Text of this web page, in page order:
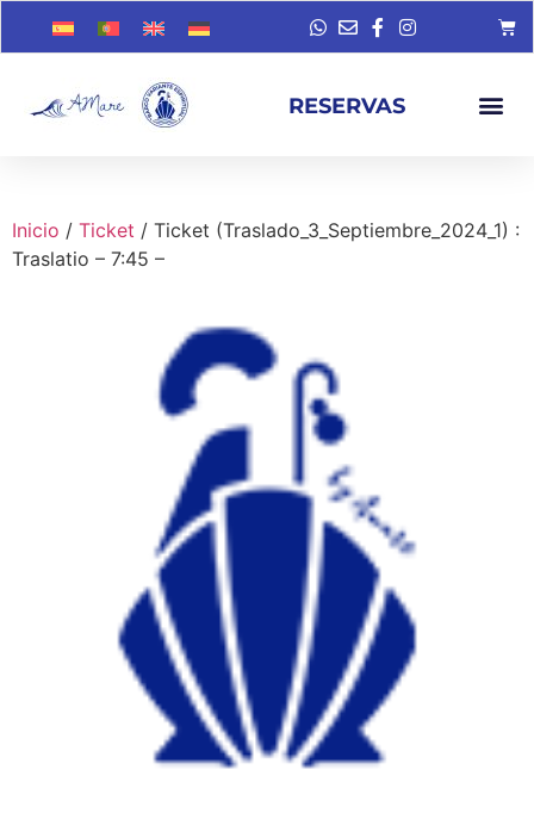
RESERVAS
Inicio / Ticket / Ticket (Traslado_3_Septiembre_2024_1) :
Traslatio – 7:45 –